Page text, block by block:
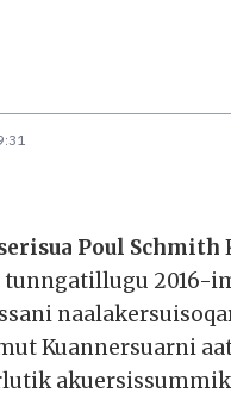
Poul Schmith
2016-
Kuannersuarni